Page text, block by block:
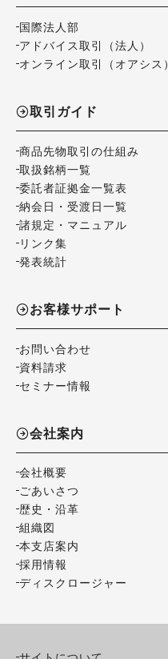
国際法人部
アドバイス取引（法人）
オンライン取引（オアシス）
取引ガイド
商品先物取引の仕組み
取扱銘柄一覧
委託者証拠金一覧表
納会日・受渡日一覧
諸規定・マニュアル
リンク集
発表統計
お客様サポート
お問い合わせ
資料請求
セミナー情報
会社案内
会社概要
ごあいさつ
歴史・沿革
組織図
本支店案内
採用情報
ディスクロージャー